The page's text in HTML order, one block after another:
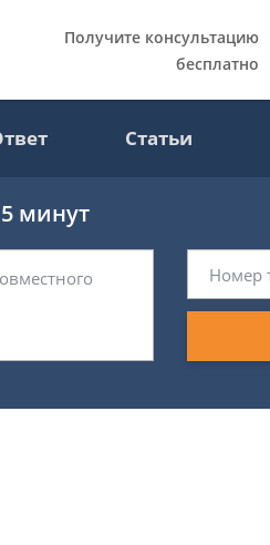
Получите консультацию
бесплатно
Статьи
минут